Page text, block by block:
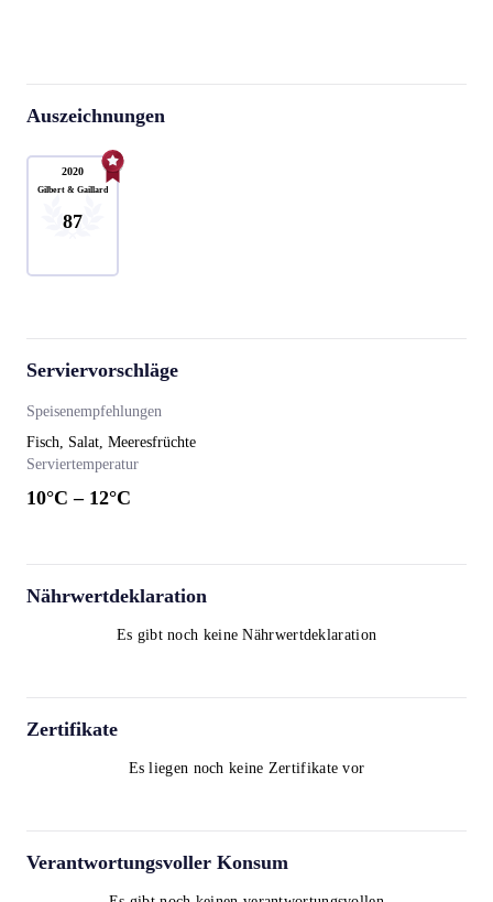
Auszeichnungen
2020
Gilbert & Gaillard
87
Serviervorschläge
Speisenempfehlungen
Fisch, Salat, Meeresfrüchte
Serviertemperatur
10°C – 12°C
Nährwertdeklaration
Es gibt noch keine Nährwertdeklaration
Zertifikate
Es liegen noch keine Zertifikate vor
Verantwortungsvoller Konsum